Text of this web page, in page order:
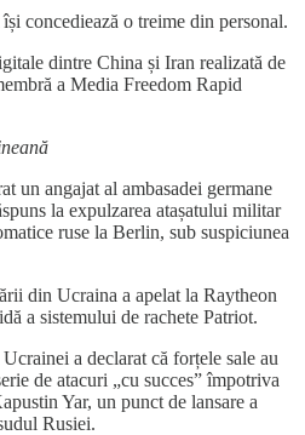
concediează o treime din personal.
dintre China și Iran realizată de
a Media Freedom Rapid
un angajat al ambasadei germane
la expulzarea atașatului militar
ruse la Berlin, sub suspiciunea
din Ucraina a apelat la Raytheon
a sistemului de rachete Patriot.
a declarat că forțele sale au
de atacuri „cu succes” împotriva
Yar, un punct de lansare a
Rusiei.